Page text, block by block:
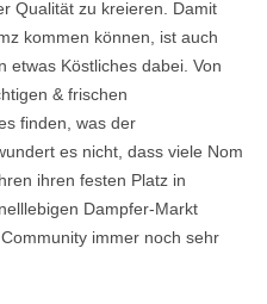
Qualität zu kreieren. Damit
kommen können, ist auch
etwas Köstliches dabei. Von
& frischen
finden, was der
es nicht, dass viele Nom
ihren festen Platz in
Dampfer-Markt
immer noch sehr